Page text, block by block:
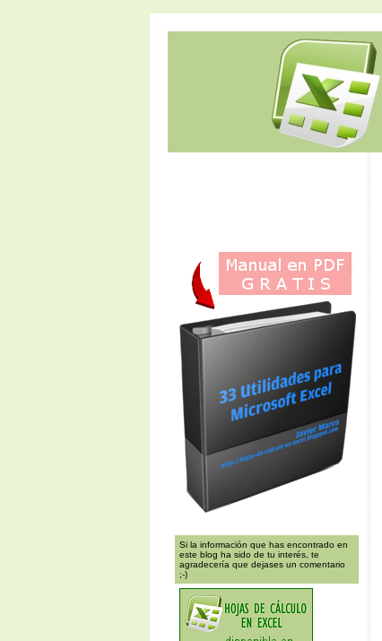
Si la información que has encontrado en
este blog ha sido de tu interés, te
agradecería que dejases un comentario
;-)